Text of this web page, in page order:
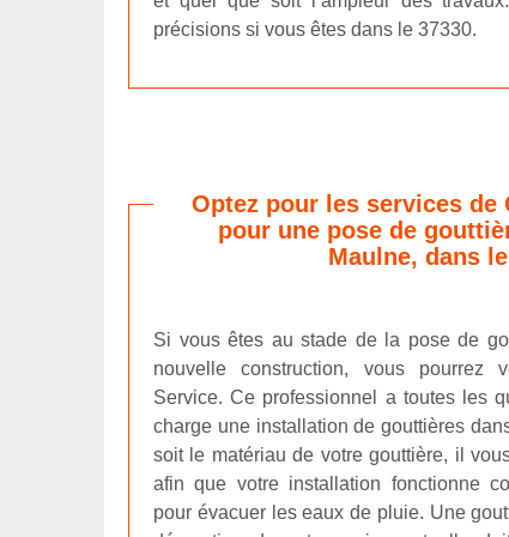
précisions si vous êtes dans le 37330.
Optez pour les services de
pour une pose de
Maulne, dans
Si vous êtes au stade de la pose de
nouvelle construction, vous pourrez
Service. Ce professionnel a toutes les
charge une installation de gouttières
soit le matériau de votre gouttière, il
afin que votre installation fonctionne
pour évacuer les eaux de pluie. Une